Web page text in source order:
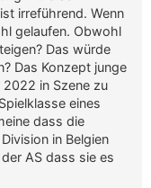
irreführend. Wenn
gelaufen. Obwohl
Das würde
Das Konzept junge
in Szene zu
eines
dass die
in Belgien
AS dass sie es